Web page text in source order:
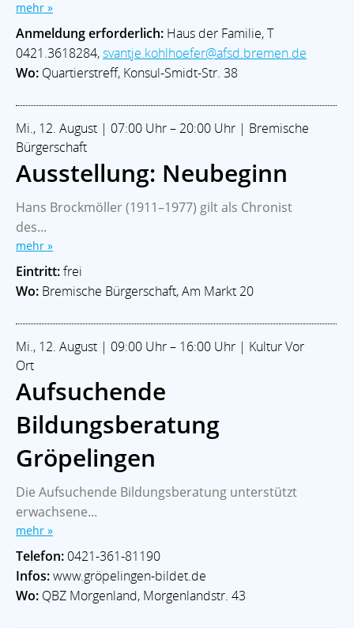
mehr »
Anmeldung erforderlich: Haus der Familie, T
0421.3618284,svantje.kohlhoefer@afsd.bremen.de
Wo: Quartierstreff, Konsul-Smidt-Str. 38
Mi., 12. August | 07:00 Uhr – 20:00 Uhr | Bremische
Bürgerschaft
Ausstellung: Neubeginn
Hans Brockmöller (1911–1977) gilt als Chronist
des...
mehr »
Eintritt:frei
Wo: Bremische Bürgerschaft, Am Markt 20
Mi., 12. August | 09:00 Uhr – 16:00 Uhr | Kultur Vor
Ort
Aufsuchende
Bildungsberatung
Gröpelingen
Die Aufsuchende Bildungsberatung unterstützt
erwachsene...
mehr »
Telefon: 0421-361-81190
Infos:www.gröpelingen-bildet.de
Wo: QBZ Morgenland, Morgenlandstr. 43